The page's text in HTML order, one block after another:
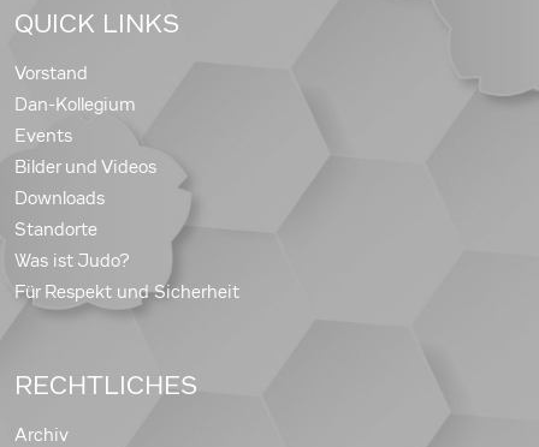
QUICK LINKS
Vorstand
Dan-Kollegium
Events
Bilder und Videos
Downloads
Standorte
Was ist Judo?
Für Respekt und Sicherheit
RECHTLICHES
Archiv